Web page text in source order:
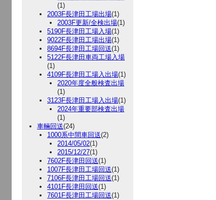
(1)
2003F長津田工場出場(1)
2003F更新/全検出場(1)
5190F長津田工場入場(1)
9022F長津田工場出場(1)
8694F長津田工場回送(1)
5122F長津田車両工場入場
(1)
4109F長津田工場入出場(1)
2020年度全般検査出場
(1)
3123F長津田工場入出場(1)
2024年重要部検査出場
(1)
車輛回送(24)
1000系中間車回送(2)
2014/05/02(1)
2015/12/27(1)
7602F長津田回送(1)
1007F長津田工場回送(1)
7106F長津田工場回送(1)
4101F長津田回送(1)
7601F長津田工場回送(1)